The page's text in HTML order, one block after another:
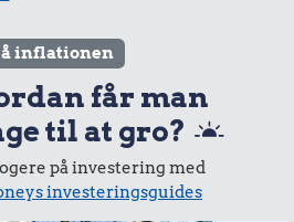
inflationen
får man
til at gro?
på investering med
investeringsguides